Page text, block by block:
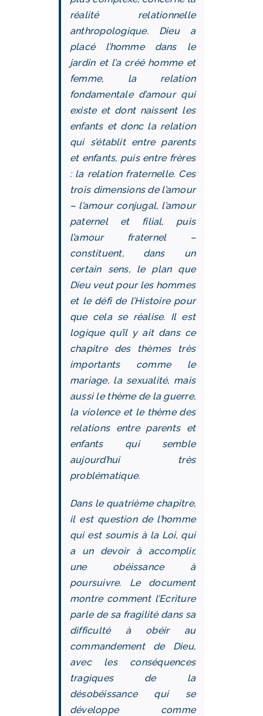
réalité relationnelle
anthropologique. Dieu a
placé l’homme dans le
jardin et l’a créé homme et
femme, la relation
fondamentale d’amour qui
existe et dont naissent les
enfants et donc la relation
qui s’établit entre parents
et enfants, puis entre frères
: la relation fraternelle. Ces
trois dimensions de l’amour
– l’amour conjugal, l’amour
paternel et filial, puis
l’amour fraternel –
constituent, dans un
certain sens, le plan que
Dieu veut pour les hommes
et le défi de l’Histoire pour
que cela se réalise. Il est
logique qu’il y ait dans ce
chapitre des thèmes très
importants comme le
mariage, la sexualité, mais
aussi le thème de la guerre,
la violence et le thème des
relations entre parents et
enfants qui semble
aujourd’hui très
problématique.
Dans le quatrième chapitre,
il est question de l’homme
qui est soumis à la Loi, qui
a un devoir à accomplir,
une obéissance à
poursuivre. Le document
montre comment l’Ecriture
parle de sa fragilité dans sa
difficulté à obéir au
commandement de Dieu,
avec les conséquences
tragiques de la
désobéissance qui se
développe comme